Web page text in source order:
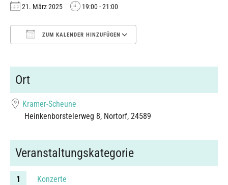
21. März 2025 19:00 - 21:00
ZUM KALENDER HINZUFÜGEN
Ort
Kramer-Scheune
Heinkenborstelerweg 8, Nortorf, 24589
Veranstaltungskategorie
Konzerte